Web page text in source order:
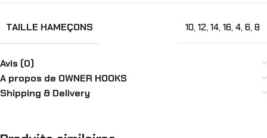
TAILLE HAMEÇONS 10, 12, 14, 16, 4, 6, 8
Avis (0)
A propos de OWNER HOOKS
Shipping & Delivery